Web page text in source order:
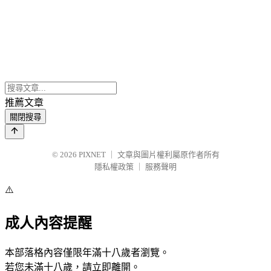
推薦文章
關閉搜尋
© 2026 PIXNET
文章與圖片權利屬原作者所有
隱私權政策
服務聲明
⚠️
成人內容提醒
本部落格內容僅限年滿十八歲者瀏覽。
若您未滿十八歲，請立即離開。